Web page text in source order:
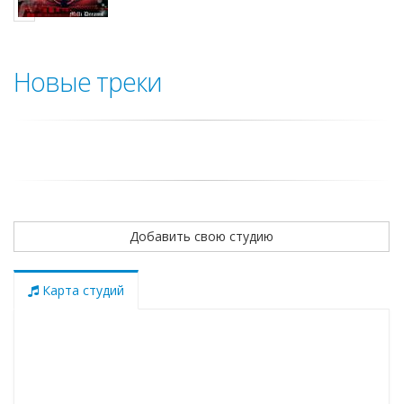
Новые треки
Добавить свою студию
Карта студий